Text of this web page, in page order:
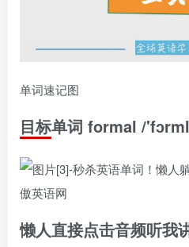
单词速记图
目标单词 formal /
懒人直接点击音频听我